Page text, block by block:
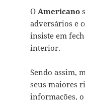
O Americano
adversários e
insiste em
interior.
Sendo assim,
seus maiores
informações,